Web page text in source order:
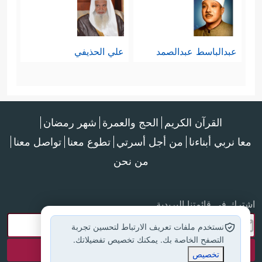
يحتمل الانتظار، وليس كما يُظنُّ أنه حقٌّ
للزوج في كلِّ حالة خلاف، فالخلاف لا
يُحلُّ بالضرب إطلاقًا، وإنما بالحلم
لإعادة الصلة.
ويجدر التنبُّه هنا أن هذه الوسائل إنما
خروج المرأة عن الطريق السوي
الخروجَ البيِّن، أما الخلاف في وجهات
النظر، أو الخلاف في تقدير الحقوق
عبدالباسط عبدالصمد علي الحذيفي
القرآن الكريم الحج والعمرة شهر رمضان
معا نربي أبناءنا من أجل أسرتي تطوع معنا تواصل معنا
من نحن
اشترك في قائمتنا البريدية
نستخدم ملفات تعريف الارتباط لتحسين تجربة
التصفح الخاصة بك. يمكنك تخصيص تفضيلاتك.
تخصيص